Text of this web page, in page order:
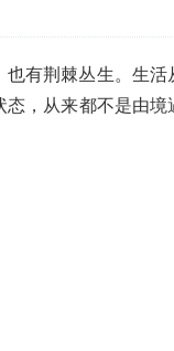
有荆棘丛生。生
，从来都不是由境